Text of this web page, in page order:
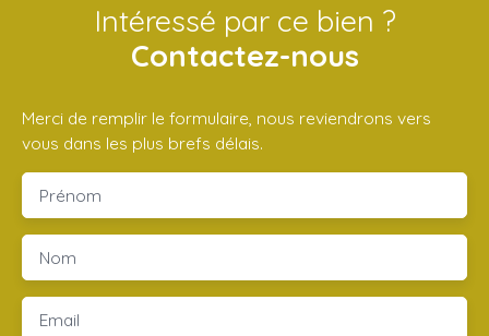
Intéressé par ce bien ?
Contactez-nous
Merci de remplir le formulaire, nous reviendrons vers
vous dans les plus brefs délais.
Prénom
Nom
Email